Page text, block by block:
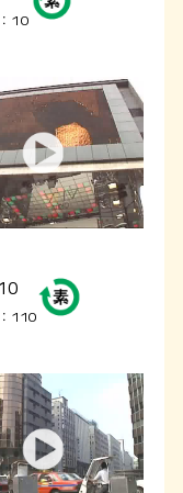
10
110